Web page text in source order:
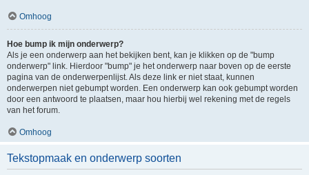
Omhoog
Hoe bump ik mijn onderwerp?
Als je een onderwerp aan het bekijken bent, kan je klikken op de "bump
onderwerp" link. Hierdoor "bump" je het onderwerp naar boven op de eerste
pagina van de onderwerpenlijst. Als deze link er niet staat, kunnen
onderwerpen niet gebumpt worden. Een onderwerp kan ook gebumpt worden
door een antwoord te plaatsen, maar hou hierbij wel rekening met de regels
van het forum.
Omhoog
Tekstopmaak en onderwerp soorten